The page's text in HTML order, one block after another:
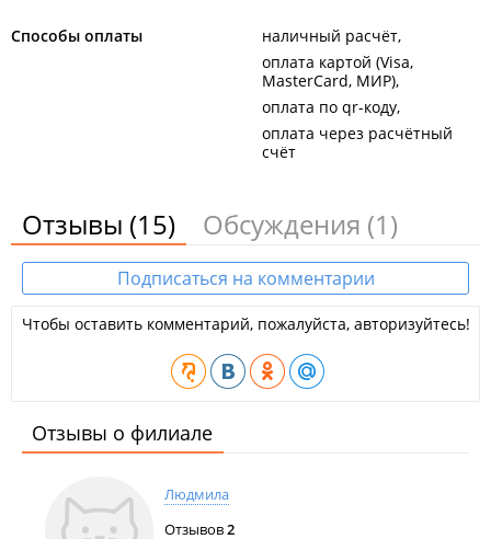
Способы оплаты
наличный расчёт
оплата картой (Visa,
MasterCard, МИР)
оплата по qr-коду
оплата через расчётный
счёт
Отзывы (15) Обсуждения (1)
Подписаться на комментарии
Чтобы оставить комментарий, пожалуйста, авторизуйтесь!
Отзывы о филиале
Людмила
Отзывов2